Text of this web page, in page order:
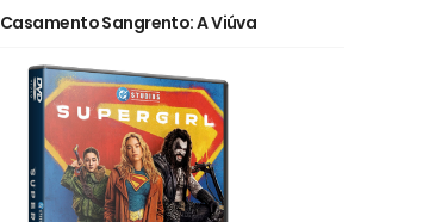
Casamento Sangrento: A Viúva